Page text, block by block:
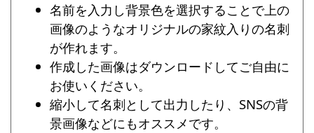
名前を入力し背景色を選択することで上の
画像のようなオリジナルの家紋入りの名刺
が作れます。
作成した画像はダウンロードしてご自由に
お使いください。
縮小して名刺として出力したり、SNSの背
景画像などにもオススメです。